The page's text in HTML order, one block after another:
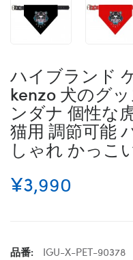
ハイブランド
kenzo 犬のグ
ンダナ 個性な
猫用 調節可能
しゃれ かっこ
¥3,990
品番:
IGU-X-PET-90378